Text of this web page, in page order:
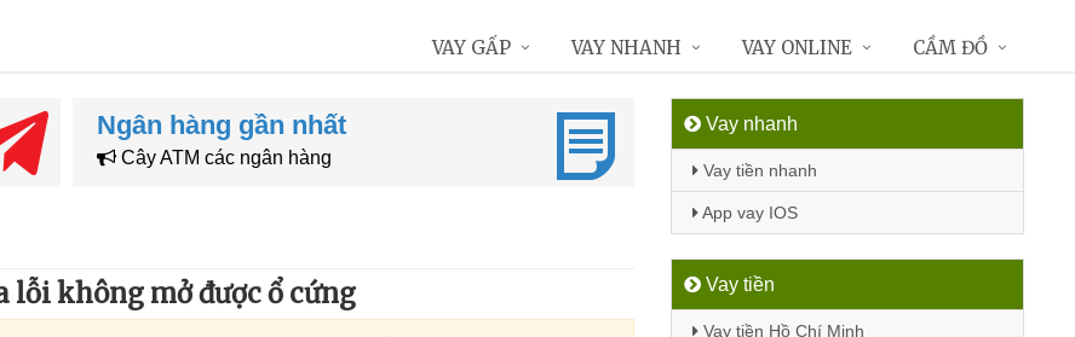
Ngân hàng gần nhất
Cây ATM các ngân hàng
lỗi không mở được ổ cứng
Vay nhanh
Vay tiền nhanh
App vay IOS
Vay tiền
Vay tiền Hồ Chí Minh
VAY GẤP VAY NHANH VAY ONLINE CẦM ĐỒ